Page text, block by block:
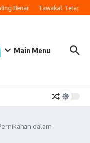
Benar Tawakal: Tetap
Main Menu
dalam